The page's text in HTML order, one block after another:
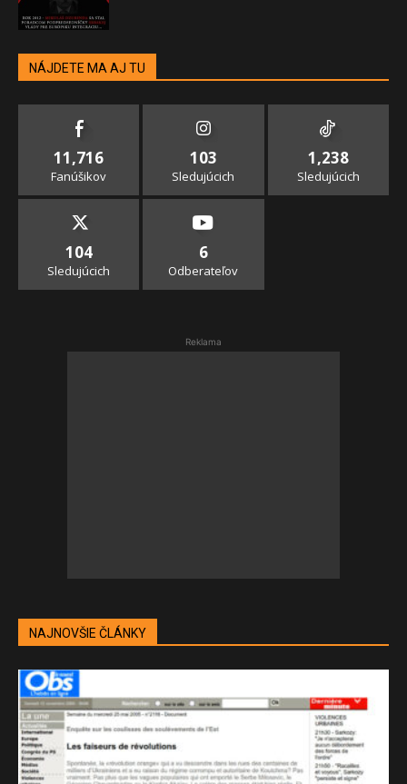
NÁJDETE MA AJ TU
11,716
Fanúšikov
103
Sledujúcich
1,238
Sledujúcich
104
Sledujúcich
6
Odberateľov
Reklama
NAJNOVŠIE ČLÁNKY